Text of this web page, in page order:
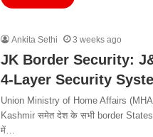
Ankita Sethi 3 weeks ago
JK Border Security:
4-Layer Security
Union Ministry of Home Affairs
Kashmir समेत देश के सभी border
में…